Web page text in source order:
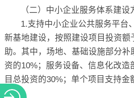
（二）中小企业服务体系建设
1.支持中小企业公共服务平台
新基地建设，按照建设项目投资额
助。其中，场地、基础设施部分补
资的10%；服务设备、信息化改造
目总投资的30%；单个项目支持金
元。